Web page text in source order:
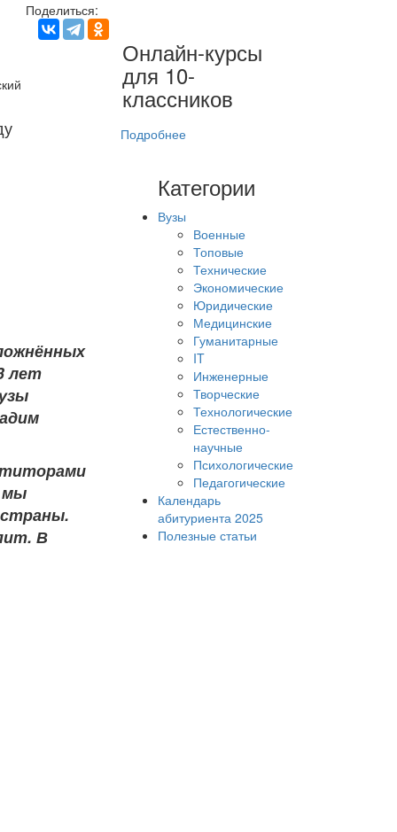
Поделиться:
лет
мы
В
Онлайн-курсы
для 10-
классников
Подробнее
Категории
Вузы
Военные
Топовые
Технические
Экономические
Юридические
Медицинские
Гуманитарные
IT
Инженерные
Творческие
Технологические
Естественно-
научные
Психологические
Педагогические
Календарь
абитуриента 2025
Полезные статьи